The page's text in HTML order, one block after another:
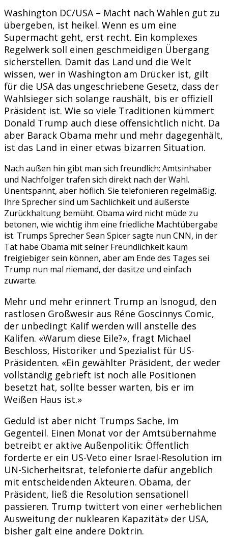
Washington DC/USA – Macht nach Wahlen gut zu
übergeben, ist heikel. Wenn es um eine
Supermacht geht, erst recht. Ein komplexes
Regelwerk soll einen geschmeidigen Übergang
sicherstellen. Damit das Land und die Welt
wissen, wer in Washington am Drücker ist, gilt
für die USA das ungeschriebene Gesetz, dass der
Wahlsieger sich solange raushält, bis er offiziell
Präsident ist. Wie so viele Traditionen kümmert
Donald Trump auch diese offensichtlich nicht. Da
aber Barack Obama mehr und mehr dagegenhält,
ist das Land in einer etwas bizarren Situation.
Nach außen hin gibt man sich freundlich: Amtsinhaber
und Nachfolger trafen sich direkt nach der Wahl.
Unentspannt, aber höflich. Sie telefonieren regelmäßig.
Ihre Sprecher sind um Sachlichkeit und äußerste
Zurückhaltung bemüht. Obama wird nicht müde zu
betonen, wie wichtig ihm eine friedliche Machtübergabe
ist. Trumps Sprecher Sean Spicer sagte nun CNN, in der
Tat habe Obama mit seiner Freundlichkeit kaum
freigiebiger sein können, aber am Ende des Tages sei
Trump nun mal niemand, der dasitze und einfach
zuwarte.
Mehr und mehr erinnert Trump an Isnogud, den
rastlosen Großwesir aus Réne Goscinnys Comic,
der unbedingt Kalif werden will anstelle des
Kalifen. «Warum diese Eile?», fragt Michael
Beschloss, Historiker und Spezialist für US-
Präsidenten. «Ein gewählter Präsident, der weder
vollständig gebrieft ist noch alle Positionen
besetzt hat, sollte besser warten, bis er im
Weißen Haus ist.»
Geduld ist aber nicht Trumps Sache, im
Gegenteil. Einen Monat vor der Amtsübernahme
betreibt er aktive Außenpolitik: Öffentlich
forderte er ein US-Veto einer Israel-Resolution im
UN-Sicherheitsrat, telefonierte dafür angeblich
mit entscheidenden Akteuren. Obama, der
Präsident, ließ die Resolution sensationell
passieren. Trump twittert von einer «erheblichen
Ausweitung der nuklearen Kapazität» der USA,
bisher galt eine andere Doktrin.